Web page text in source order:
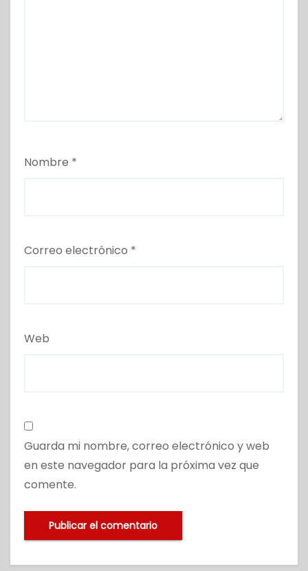
Nombre *
Correo electrónico *
Web
Guarda mi nombre, correo electrónico y web
en este navegador para la próxima vez que
comente.